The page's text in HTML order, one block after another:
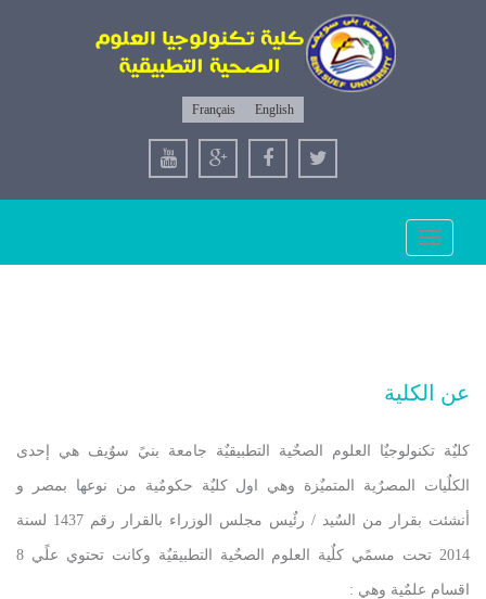
English
Français
Toggle
navigation
عن الكلية
كليٌة تكنولوجيٌا العلوم الصحٌية التطبيقيٌة جامعة بنيً سوٌيف هي إحدى
الكلٌيات المصرٌية المتميٌزة وهي اول كليٌة حكومٌية من نوعها بمصر و
أنشئت بقرار من السٌيد / رئٌيس مجلس الوزراء بالقرار رقم 1437 لسنة
2014 تحت مسمًي كلٌية العلوم الصحٌية التطبيقيٌة وكانت تحتوي علًي 8
اقسام علمٌية وهي :